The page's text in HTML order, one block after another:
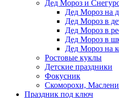
Дед Мороз и
Дед Мороз на
Дед Мороз в
Дед Мороз в
Дед Мороз в
Дед Мороз на
Ростовые куклы
Детские праздники
Фокусник
Скоморохи,
Праздник под ключ